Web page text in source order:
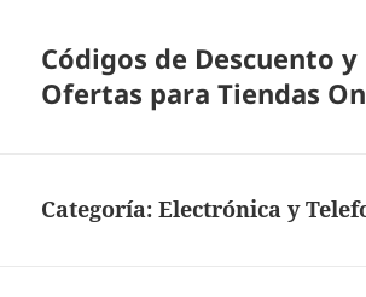
Códigos de Descuento y
Ofertas para Tiendas
Categoría:Electrónica y